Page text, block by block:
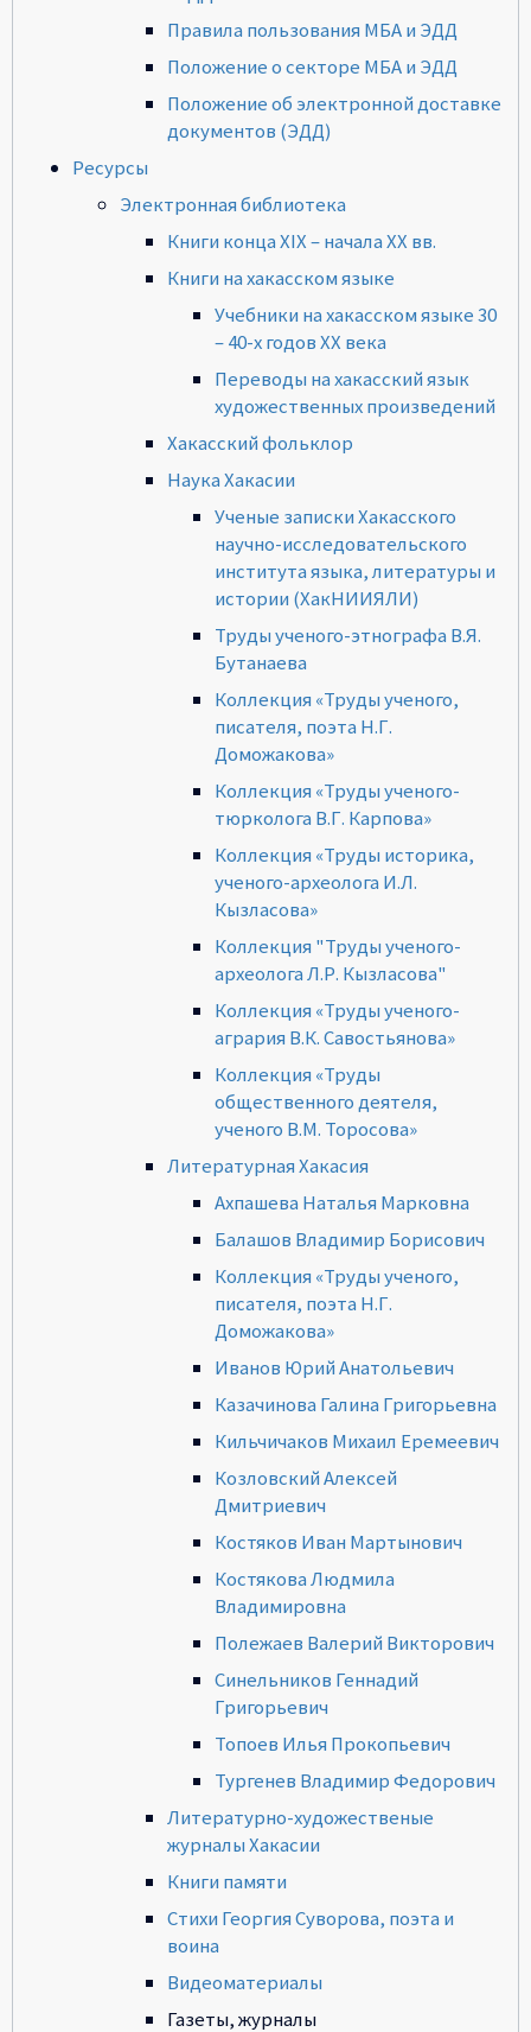
Правила пользования МБА и ЭДД
Положение о секторе МБА и ЭДД
Положение об электронной доставке
документов (ЭДД)
Ресурсы
Электронная библиотека
Книги конца XIX – начала XX вв.
Книги на хакасском языке
Учебники на хакасском языке 30
– 40-х годов XX века
Переводы на хакасский язык
художественных произведений
Хакасский фольклор
Наука Хакасии
Ученые записки Хакасского
научно-исследовательского
института языка, литературы и
истории (ХакНИИЯЛИ)
Труды ученого-этнографа В.Я.
Бутанаева
Коллекция «Труды ученого,
писателя, поэта Н.Г.
Доможакова»
Коллекция «Труды ученого-
тюрколога В.Г. Карпова»
Коллекция «Труды историка,
ученого-археолога И.Л.
Кызласова»
Коллекция "Труды ученого-
археолога Л.Р. Кызласова"
Коллекция «Труды ученого-
агрария В.К. Савостьянова»
Коллекция «Труды
общественного деятеля,
ученого В.М. Торосова»
Литературная Хакасия
Ахпашева Наталья Марковна
Балашов Владимир Борисович
Коллекция «Труды ученого,
писателя, поэта Н.Г.
Доможакова»
Иванов Юрий Анатольевич
Казачинова Галина Григорьевна
Кильчичаков Михаил Еремеевич
Козловский Алексей
Дмитриевич
Костяков Иван Мартынович
Костякова Людмила
Владимировна
Полежаев Валерий Викторович
Синельников Геннадий
Григорьевич
Топоев Илья Прокопьевич
Тургенев Владимир Федорович
Литературно-художественые
журналы Хакасии
Книги памяти
Стихи Георгия Суворова, поэта и
воина
Видеоматериалы
Газеты, журналы